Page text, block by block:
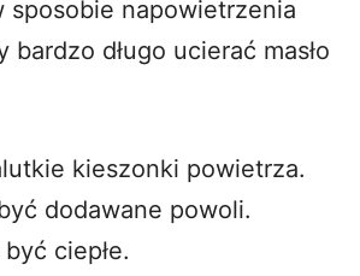
sposobie napowietrzenia
bardzo długo ucierać masło
kieszonki powietrza.
dodawane powoli.
ciepłe.